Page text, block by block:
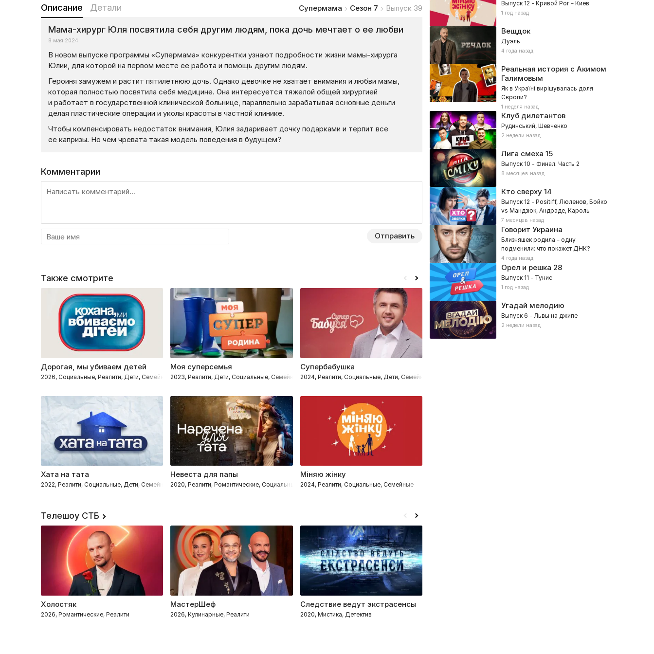
Описание Детали Супермама Сезон 7 Выпуск 39
Мама-хирург Юля посвятила себя другим людям, пока дочь мечтает о ее любви
8 мая 2024
В новом выпуске программы «Супермама» конкурентки узнают подробности жизни мамы-хирурга
Юлии, для которой на первом месте ее работа и помощь другим людям.
Героиня замужем и растит пятилетнюю дочь. Однако девочке не хватает внимания и любви мамы,
которая полностью посвятила себя медицине. Она интересуется тяжелой общей хирургией
и работает в государственной клинической больнице, параллельно зарабатывая основные деньги
делая пластические операции и уколы красоты в частной клинике.
Чтобы компенсировать недостаток внимания, Юлия задаривает дочку подарками и терпит все
ее капризы. Но чем чревата такая модель поведения в будущем?
Комментарии
Отправить
Выпуск 12 - Кривой Рог – Киев
1 год назад
Вещдок
Дуэль
4 года назад
Реальная история с Акимом
Галимовым
Як в Україні вирішувалась доля
Європи?
1 неделя назад
Клуб дилетантов
Рудинський, Шевченко
2 недели назад
Лига смеха 15
Выпуск 10 - Финал. Часть 2
8 месяцев назад
Кто сверху14
Выпуск 12 - Positiff, Люленов, Бойко
vs Мандзюк, Андраде, Кароль
7 месяцев назад
Говорит Украина
Близняшек родила – одну
подменили: что покажет ДНК?
4 года назад
Орел и решка 28
Выпуск 11 - Тунис
1 год назад
Угадай мелодию
Выпуск 6 - Львы на джипе
2 недели назад
Также смотрите
Дорогая, мы убиваем детей
2026, Социальные, Реалити, Дети, Семейные
Моя суперсемья
2023, Реалити, Дети, Социальные, Семейные
Супербабушка
2024, Реалити, Социальные, Дети, Семейные
Хата на тата
2022, Реалити, Социальные, Дети, Семейные
Невеста для папы
2020, Реалити, Романтические, Социальные, Дети, Семейные
Міняю жінку
2024, Реалити, Социальные, Семейные
Телешоу СТБ
Холостяк
2026, Романтические, Реалити
МастерШеф
2026, Кулинарные, Реалити
Следствие ведут экстрасенсы
2020, Мистика, Детектив